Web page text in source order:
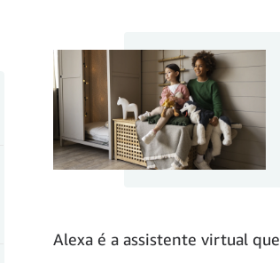
Alexa é a assistente virtual